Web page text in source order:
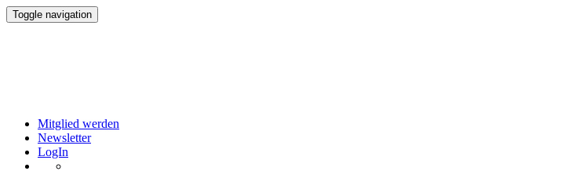
Toggle navigation
Mitglied werden
Newsletter
LogIn